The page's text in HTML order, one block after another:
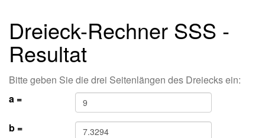
Dreieck-Rechner SSS -
Resultat
Bitte geben Sie die drei Seitenlängen des Dreiecks ein:
a =
b =